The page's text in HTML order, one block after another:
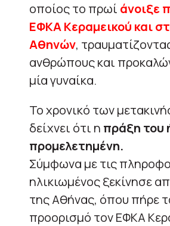
οποίος το πρωί άνοιξε
ΕΦΚΑ Κεραμεικού και
Αθηνών,
ανθρώπους και
μία γυναίκα.
Το χρονικό των
δείχνει ότι η πράξη του
προμελετημένη.
Σύμφωνα με τις
ηλικιωμένος ξεκίνησε
της Αθήνας, όπου πήρε
προορισμό τον ΕΦΚΑ